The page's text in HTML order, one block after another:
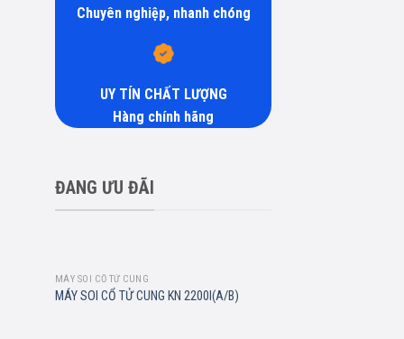
Chuyên nghiệp, nhanh chóng
UY TÍN CHẤT LƯỢNG
Hàng chính hãng
ĐANG ƯU ĐÃI
Add to
wishlist
MÁY SOI CỔ TỬ CUNG
MÁY SOI CỔ TỬ CUNG KN 2200I(A/B)